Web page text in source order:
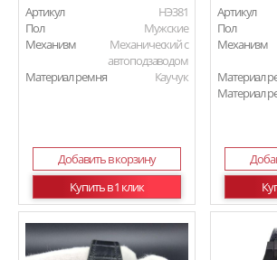
Артикул
HЭ381
Пол
Мужские
Механизм
Механический с
автоподзаводом
Материал ремня
Каучук
Добавить в корзину
Купить в 1 клик
Артикул
Пол
Механизм
Материал
Материал